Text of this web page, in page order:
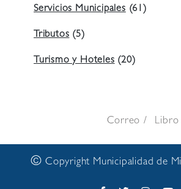
Servicios Municipales(61)
Tributos(5)
Turismo y Hoteles(20)
Correo Libro
© Copyright Municipalidad de